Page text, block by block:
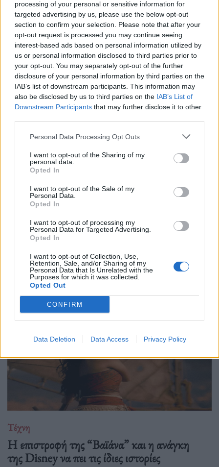
processing of your personal or sensitive information for
targeted advertising by us, please use the below opt-out
section to confirm your selection. Please note that after your
opt-out request is processed you may continue seeing
interest-based ads based on personal information utilized by
us or personal information disclosed to third parties prior to
your opt-out. You may separately opt-out of the further
disclosure of your personal information by third parties on the
IAB’s list of downstream participants. This information may
also be disclosed by us to third parties on the IAB’s List of
Downstream Participants that may further disclose it to other
Personal Data Processing Opt Outs
I want to opt-out of the Sharing of my
personal data.
Opted In
I want to opt-out of the Sale of my
Personal Data.
Opted In
I want to opt-out of processing my
Personal Data for Targeted Advertising.
Opted In
I want to opt-out of Collection, Use,
Retention, Sale, and/or Sharing of my
Personal Data that Is Unrelated with the
Purposes for which it was collected.
Opted Out
CONFIRM
Data Deletion Data Access Privacy Policy
των Oasis και την sold-out περιοδεία “Oasis Live
Philip Glass: Παγκόσμια γιορτή για τα 90ά
γενέθλιά του με πρεμιέρα της “Συμφωνίας
Νο. 15: Lincoln”
29.05.26
Ο Philip Glass θα γιορτάσει τα 90ά του γενέθλια στις 31
Ιανουαρίου 2027 με μια πολυετή, διεθνή σειρά εκδηλώσεων
που κορυφώνεται με την παγκόσμια πρεμιέρα της "Συμφωνίας
Νο. 15: Lincoln" και επετειακά
Τέχνη
Η επιστροφή της “Βαϊάνα” και η ανάγκη
της Disney να πει τις ίδιες ιστορίες